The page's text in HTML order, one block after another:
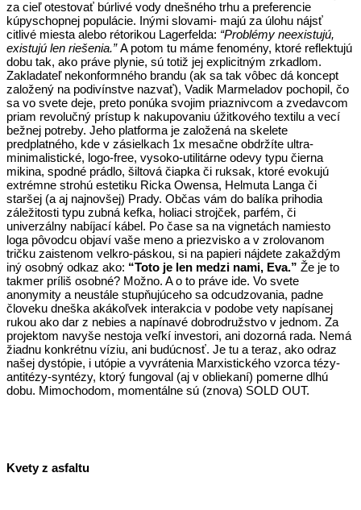
za cieľ otestovať búrlivé vody dnešného trhu a preferencie
kúpyschopnej populácie. Inými slovami- majú za úlohu nájsť
citlivé miesta alebo rétorikou Lagerfelda: “Problémy neexistujú,
existujú len riešenia.”A potom tu máme fenomény, ktoré reflektujú
dobu tak, ako práve plynie, sú totiž jej explicitným zrkadlom.
Zakladateľ nekonformného brandu (ak sa tak vôbec dá koncept
založený na podivínstve nazvať), Vadik Marmeladov pochopil, čo
sa vo svete deje, preto ponúka svojim priaznivcom a zvedavcom
priam revolučný prístup k nakupovaniu úžitkového textilu a vecí
bežnej potreby. Jeho platforma je založená na skelete
predplatného, kde v zásielkach 1x mesačne obdržíte ultra-
minimalistické, logo-free, vysoko-utilitárne odevy typu čierna
mikina, spodné prádlo, šiltová čiapka či ruksak, ktoré evokujú
extrémne strohú estetiku Ricka Owensa, Helmuta Langa či
staršej (a aj najnovšej) Prady. Občas vám do balíka prihodia
záležitosti typu zubná kefka, holiaci strojček, parfém, či
univerzálny nabíjací kábel. Po čase sa na vignetách namiesto
loga pôvodcu objaví vaše meno a priezvisko a v zrolovanom
tričku zaistenom velkro-páskou, si na papieri nájdete zakaždým
iný osobný odkaz ako: “Toto je len medzi nami, Eva.” Že je to
takmer príliš osobné? Možno. A o to práve ide. Vo svete
anonymity a neustále stupňujúceho sa odcudzovania, padne
človeku dneška akákoľvek interakcia v podobe vety napísanej
rukou ako dar z nebies a napínavé dobrodružstvo v jednom. Za
projektom navyše nestoja veľkí investori, ani dozorná rada. Nemá
žiadnu konkrétnu víziu, ani budúcnosť. Je tu a teraz, ako odraz
našej dystópie, i utópie a vyvrátenia Marxistického vzorca tézy-
antitézy-syntézy, ktorý fungoval (aj v obliekaní) pomerne dlhú
dobu. Mimochodom, momentálne sú (znova) SOLD OUT.
Kvety z asfaltu